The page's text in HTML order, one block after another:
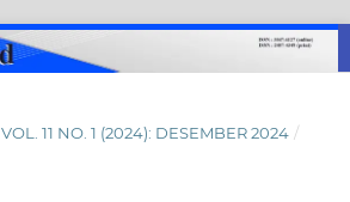
VOL. 11 NO. 1 (2024): DESEMBER 2024 /